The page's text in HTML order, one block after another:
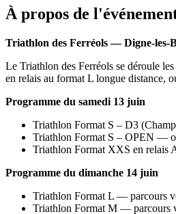
À propos de
Triathlon des Ferréols — Digne-les-
Le Triathlon des Ferréols se déroule
en relais au format L longue distance,
Programme du samedi 13 juin
Triathlon Format S – D3
Triathlon Format S – OPEN —
Triathlon Format XXS en relais
Programme du dimanche 14 juin
Triathlon Format L — parcours
Triathlon Format M — parcours